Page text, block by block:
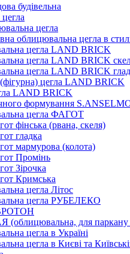
будівельна
облицювальна цегла в
цегла LAND BRICK
цегла LAND BRICK
цегла LAND BRICK
цегла LAND BRICK
LAND BRICK
формування
цегла ФАГОТ
фінська (рвана, скеля)
гладка
мармурова (колота)
Промінь
Зірочка
Кримська
цегла Літос
цегла РУБЕЛЕКО
(облицювальна, для паркану
цегла в Україні
цегла в Києві та